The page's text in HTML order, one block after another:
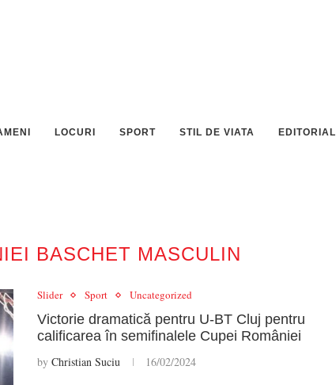
LOCURI SPORT STIL DE VIATA EDITORIAL
BASCHET MASCULIN
Slider Sport Uncategorized
Victorie dramatică pentru U-BT Cluj pentru
calificarea în semifinalele Cupei României
by Christian Suciu 16/02/2024